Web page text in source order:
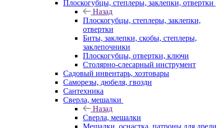
Плоскогубцы, степлеры, заклепки, отвертки
Назад
Плоскогубцы, степлеры, заклепки,
отвертки
Биты, заклепки, скобы, степлеры,
заклепочники
Плоскогубцы, отвертки, ключи
Столярно-слесарный инструмент
Садовый инвентарь, хозтовары
Саморезы, дюбеля, гвозди
Сантехника
Сверла, мешалки
Назад
Сверла, мешалки
Мешалки, оснастка, патроны для дрели